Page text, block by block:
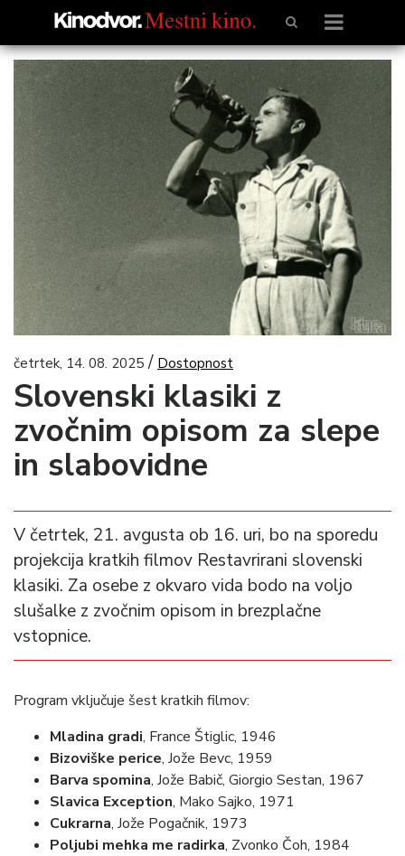
četrtek, 14. 08. 2025/ Dostopnost
Slovenski klasiki z
zvočnim opisom za slepe
in slabovidne
V četrtek, 21. avgusta ob 16. uri, bo na sporedu
projekcija kratkih filmov Restavrirani slovenski
klasiki. Za osebe z okvaro vida bodo na voljo
slušalke z zvočnim opisom in brezplačne
vstopnice.
Program vključuje šest kratkih filmov:
Mladina gradi, France Štiglic, 1946
Bizoviške perice, Jože Bevc, 1959
Barva spomina, Jože Babič, Giorgio Sestan, 1967
Slavica Exception, Mako Sajko, 1971
Cukrarna, Jože Pogačnik, 1973
Poljubi mehka me radirka, Zvonko Čoh, 1984